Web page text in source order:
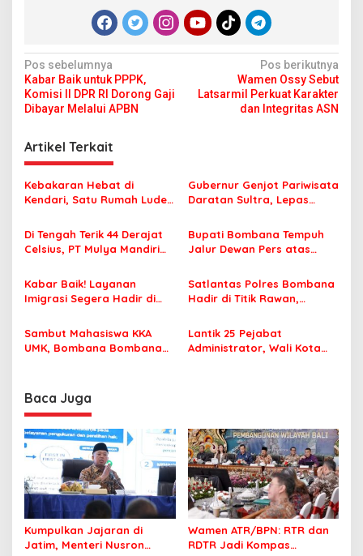
N
a
v
i
g
a
s
i
p
s
Pos sebelumnya
Kabar Baik untuk PPPK,
Komisi II DPR RI Dorong Gaji
Dibayar Melalui APBN
Pos berikutnya
Wamen Ossy Sebut
Latsarmil Perkuat Karakter
dan Integritas ASN
Artikel Terkait
Kebakaran Hebat di
Kendari, Satu Rumah Ludes
Gubernur Genjot Pariwisata
Daratan Sultra, Lepas
Tiga Kabupaten Unggulan
Di Tengah Terik 44 Derajat
Celsius, PT Mulya Mandiri
Jamaah Tetap Sehat dan
Nyaman Beribadah
Bupati Bombana Tempuh
Jalur Dewan Pers atas
Korupsi Jembatan Cirauci II
Kabar Baik! Layanan
Imigrasi Segera Hadir di
Perlu Lagi ke Kendari
Satlantas Polres Bombana
Hadir di Titik Rawan,
Sekolah dengan Aman
Sambut Mahasiswa KKA
UMK, Bombana Bombana
Lantik 25 Pejabat
Administrator, Wali Kota
Baca Juga
Kumpulkan Jajaran di
Jatim, Menteri Nusron
Wamen ATR/BPN: RTR dan
RDTR Jadi Kompas